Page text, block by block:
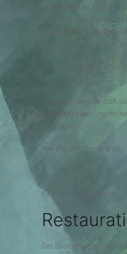
L’événement est sujet à
divertissement imposé
Lausanne. 14% des frais
reversés à la commune.
Possibilité de payer en
*Les 3 boosters de draft
ils ne sont pas compris
d’inscription.
Prix d’un booster de draft :
4.50.- pour les membres
Des boissons et snacks